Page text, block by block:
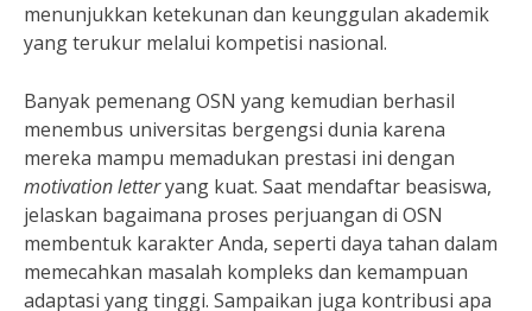
menunjukkan ketekunan dan keunggulan akademik
yang terukur melalui kompetisi nasional.
Banyak pemenang OSN yang kemudian berhasil
menembus universitas bergengsi dunia karena
mereka mampu memadukan prestasi ini dengan
motivation letteryang kuat. Saat mendaftar beasiswa,
jelaskan bagaimana proses perjuangan di OSN
membentuk karakter Anda, seperti daya tahan dalam
memecahkan masalah kompleks dan kemampuan
adaptasi yang tinggi. Sampaikan juga kontribusi apa